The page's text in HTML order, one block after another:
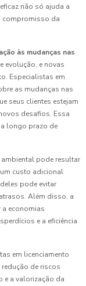
não só ajuda a
compromisso da
às mudanças nas
evolução, e novas
Especialistas em
as mudanças nas
seus clientes estejam
desafios. Essa
longo prazo de
pode resultar
custo adicional
pode evitar
Além disso, a
economias
e a eficiência
em licenciamento
de riscos
e a valorização da